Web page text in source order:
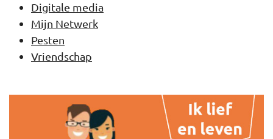
Digitale media
Mijn Netwerk
Pesten
Vriendschap